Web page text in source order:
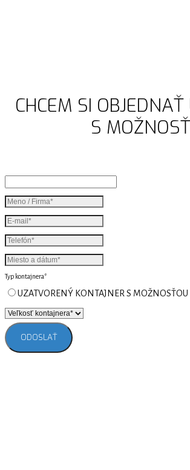
CHCEM SI
S
Typ kontajnera*
UZATVORENÝ KONTAJNER S
ODOSLAŤ